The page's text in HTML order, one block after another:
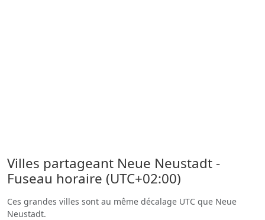
Villes partageant Neue Neustadt -
Fuseau horaire (UTC+02:00)
Ces grandes villes sont au même décalage UTC que Neue
Neustadt.